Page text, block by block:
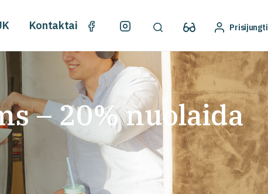
Kontaktai Prisijungti
– 20% nuolaida